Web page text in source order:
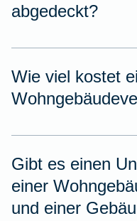
abgedeckt?
Wie viel kostet
Gibt es einen
einer
und einer